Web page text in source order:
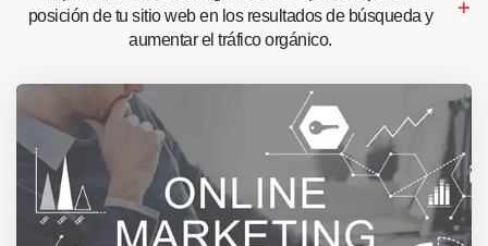
posición de tu sitio web en los resultados de búsqueda y
aumentar el tráfico orgánico.